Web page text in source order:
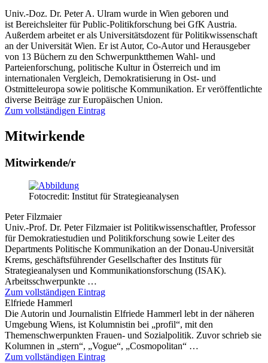
Univ.-Doz. Dr. Peter A. Ulram wurde in Wien geboren und
ist Bereichsleiter für Public-Politikforschung bei GfK Austria.
Außerdem arbeitet er als Universitätsdozent für Politikwissenschaft
an der Universität Wien. Er ist Autor, Co-Autor und Herausgeber
von 13 Büchern zu den Schwerpunktthemen Wahl- und
Parteienforschung, politische Kultur in Österreich und im
internationalen Vergleich, Demokratisierung in Ost- und
Ostmitteleuropa sowie politische Kommunikation. Er veröffentlichte
diverse Beiträge zur Europäischen Union.
Zum vollständigen Eintrag
Mitwirkende
Mitwirkende/r
Fotocredit: Institut für Strategieanalysen
Peter Filzmaier
Univ.-Prof. Dr. Peter Filzmaier ist Politikwissenschaftler, Professor
für Demokratiestudien und Politikforschung sowie Leiter des
Departments Politische Kommunikation an der Donau-Universität
Krems, geschäftsführender Gesellschafter des Instituts für
Strategieanalysen und Kommunikationsforschung (ISAK).
Arbeitsschwerpunkte …
Zum vollständigen Eintrag
Elfriede Hammerl
Die Autorin und Journalistin Elfriede Hammerl lebt in der näheren
Umgebung Wiens, ist Kolumnistin bei „profil“, mit den
Themenschwerpunkten Frauen- und Sozialpolitik. Zuvor schrieb sie
Kolumnen in „stern“, „Vogue“, „Cosmopolitan“ …
Zum vollständigen Eintrag